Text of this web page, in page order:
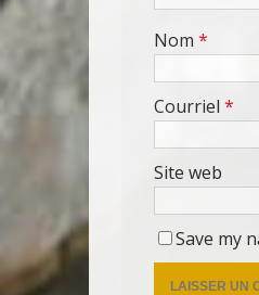
Nom *
Courriel *
Site web
Save my